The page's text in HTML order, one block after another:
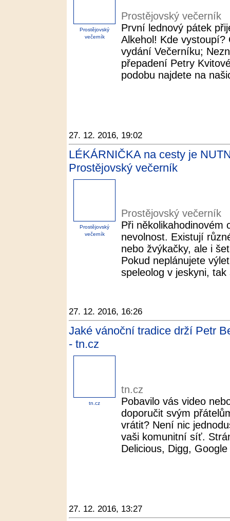
Prostějovský
večerník
Prostějovský večerník
První lednový pátek
Alkehol! Kde
vydání Večerníku;
přepadení Petry
podobu najdete na
27. 12. 2016, 19:02
LÉKÁRNIČKA na cesty je
Prostějovský večerník
Prostějovský
večerník
Prostějovský večerník
Při několikahodinovém
nevolnost. Existují
nebo žvýkačky, ale i
Pokud neplánujete
speleolog v jeskyni, tak
27. 12. 2016, 16:26
Jaké vánoční tradice drží Petr
- tn.cz
tn.cz
tn.cz
Pobavilo vás video
doporučit svým
vrátit? Není nic
vaši komunitní síť.
Delicious, Digg,
27. 12. 2016, 13:27